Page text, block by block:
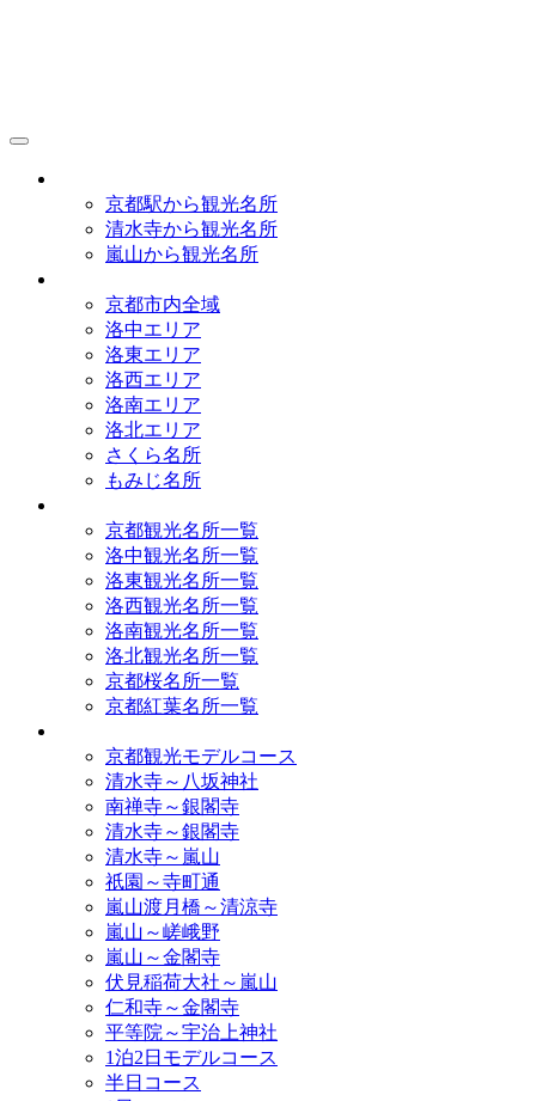
京都駅から観光名所
清水寺から観光名所
嵐山から観光名所
京都市内全域
洛中エリア
洛東エリア
洛西エリア
洛南エリア
洛北エリア
さくら名所
もみじ名所
京都観光名所一覧
洛中観光名所一覧
洛東観光名所一覧
洛西観光名所一覧
洛南観光名所一覧
洛北観光名所一覧
京都桜名所一覧
京都紅葉名所一覧
京都観光モデルコース
清水寺～八坂神社
南禅寺～銀閣寺
清水寺～銀閣寺
清水寺～嵐山
祇園～寺町通
嵐山渡月橋～清涼寺
嵐山～嵯峨野
嵐山～金閣寺
伏見稲荷大社～嵐山
仁和寺～金閣寺
平等院～宇治上神社
1泊2日モデルコース
半日コース